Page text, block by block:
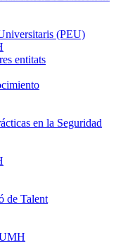
(PEU)
entitats
en la Seguridad
de Talent